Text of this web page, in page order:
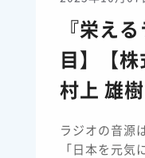
『栄え
目】【株
村上 雄
ラジオの音
「日本を元気